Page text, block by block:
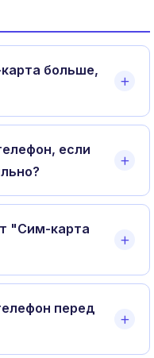
больше,
если
"Сим-карта
перед